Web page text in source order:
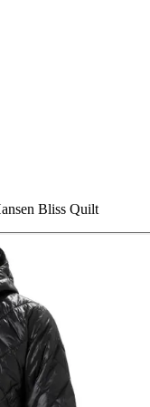
Bliss Quilt